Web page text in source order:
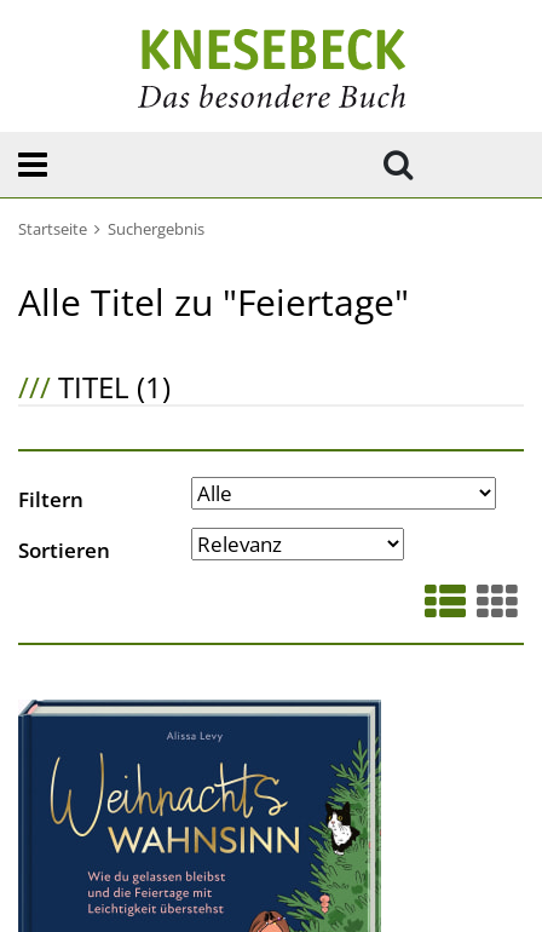
Startseite Suchergebnis
Alle Titel zu "Feiertage"
///TITEL (1)
Filtern
Sortieren